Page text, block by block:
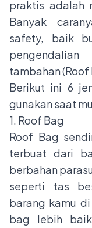
praktis adalah
Banyak
safety, baik
tambahan (Roof
Berikut ini 6
gunakan saat
1. Roof Bag
Roof Bag
terbuat dari
berbahan
seperti tas
barang kamu
bag lebih